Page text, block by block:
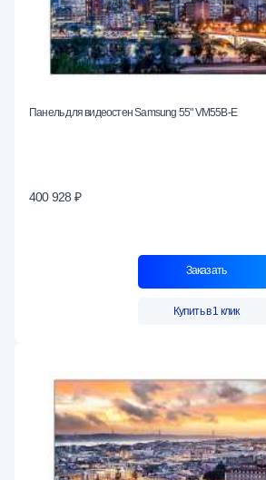
Панель для видеостен Samsung 55" VM55B-E
400 928 ₽
Заказать
Купить в 1 клик